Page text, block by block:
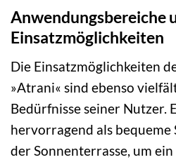
Anwendungsbereiche
Einsatzmöglichkeiten
Die Einsatzmöglichkeiten
»Atrani« sind ebenso
Bedürfnisse seiner Nutzer.
hervorragend als bequeme
der Sonnenterrasse, um